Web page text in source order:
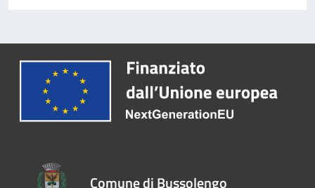
Comune di Bussolengo